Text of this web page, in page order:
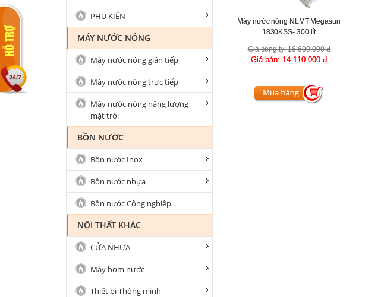
Máy nước nóng NLMT Megasun
1830KSS- 300 lít
Giá công ty:16.600.000 đ
Giá bán: 14.110.000 đ
PHỤ KIỆN
MÁY NƯỚC NÓNG
Máy nước nóng gián tiếp
Máy nước nóng trực tiếp
Máy nước nóng năng lượng
mặt trời
BỒN NƯỚC
Bồn nước Inox
Bồn nước nhựa
Bồn nước Công nghiệp
NỘI THẤT KHÁC
CỬA NHỰA
Máy bơm nước
Thiết bị Thông minh